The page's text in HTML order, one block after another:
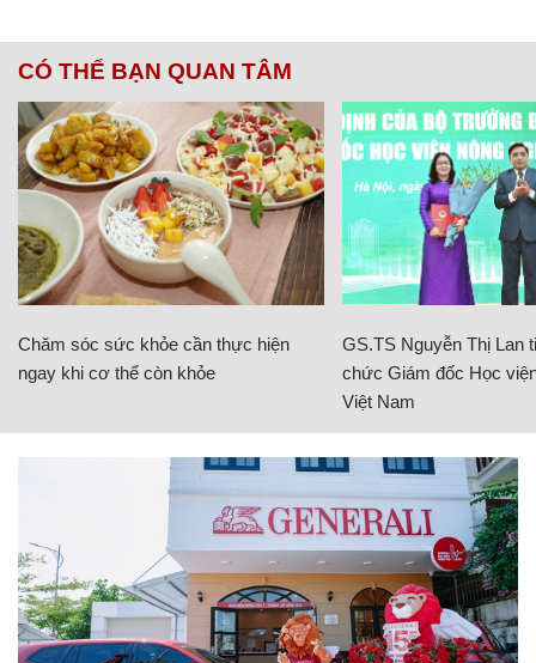
CÓ THỂ BẠN QUAN TÂM
Chăm sóc sức khỏe cần thực hiện
ngay khi cơ thể còn khỏe
GS.TS Nguyễn Thị Lan
chức Giám đốc Học
Việt Nam